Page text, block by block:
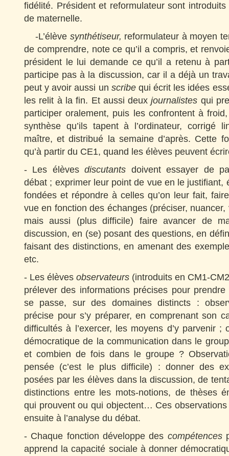
fidélité. Président et reformulateur sont
de maternelle.
-L’élève synthétiseur, reformulateur à moyen
de comprendre, note ce qu’il a compris, et
président le lui demande ce qu’il a retenu à
participe pas à la discussion, car il a déjà un
peut y avoir aussi un scribe qui écrit les idées
les relit à la fin. Et aussi deuxjournalistes qui
participer oralement, puis les confrontent à
synthèse qu’ils tapent à l’ordinateur, corrigé
maître, et distribué la semaine d’après. Cette
qu’à partir du CE1, quand les élèves peuvent
- Les élèvesdiscutants doivent essayer de
débat ; exprimer leur point de vue en le justifiant,
fondées et répondre à celles qu’on leur fait,
vue en fonction des échanges (préciser, nuancer,
mais aussi (plus difficile) faire avancer de
discussion, en (se) posant des questions, en
faisant des distinctions, en amenant des
etc.
- Les élèves observateurs (introduits en CM1-
prélever des informations précises pour
se passe, sur des domaines distincts :
précise pour s’y préparer, en comprenant son
difficultés à l’exercer, les moyens d’y parvenir ;
démocratique de la communication dans le
et combien de fois dans le groupe ?
pensée (c’est le plus difficile) : donner des
posées par les élèves dans la discussion, de
distinctions entre les mots-notions, de thèses
qui prouvent ou qui objectent… Ces observations
ensuite à l’analyse du débat.
- Chaque fonction développe des compétences
apprend la capacité sociale à donner